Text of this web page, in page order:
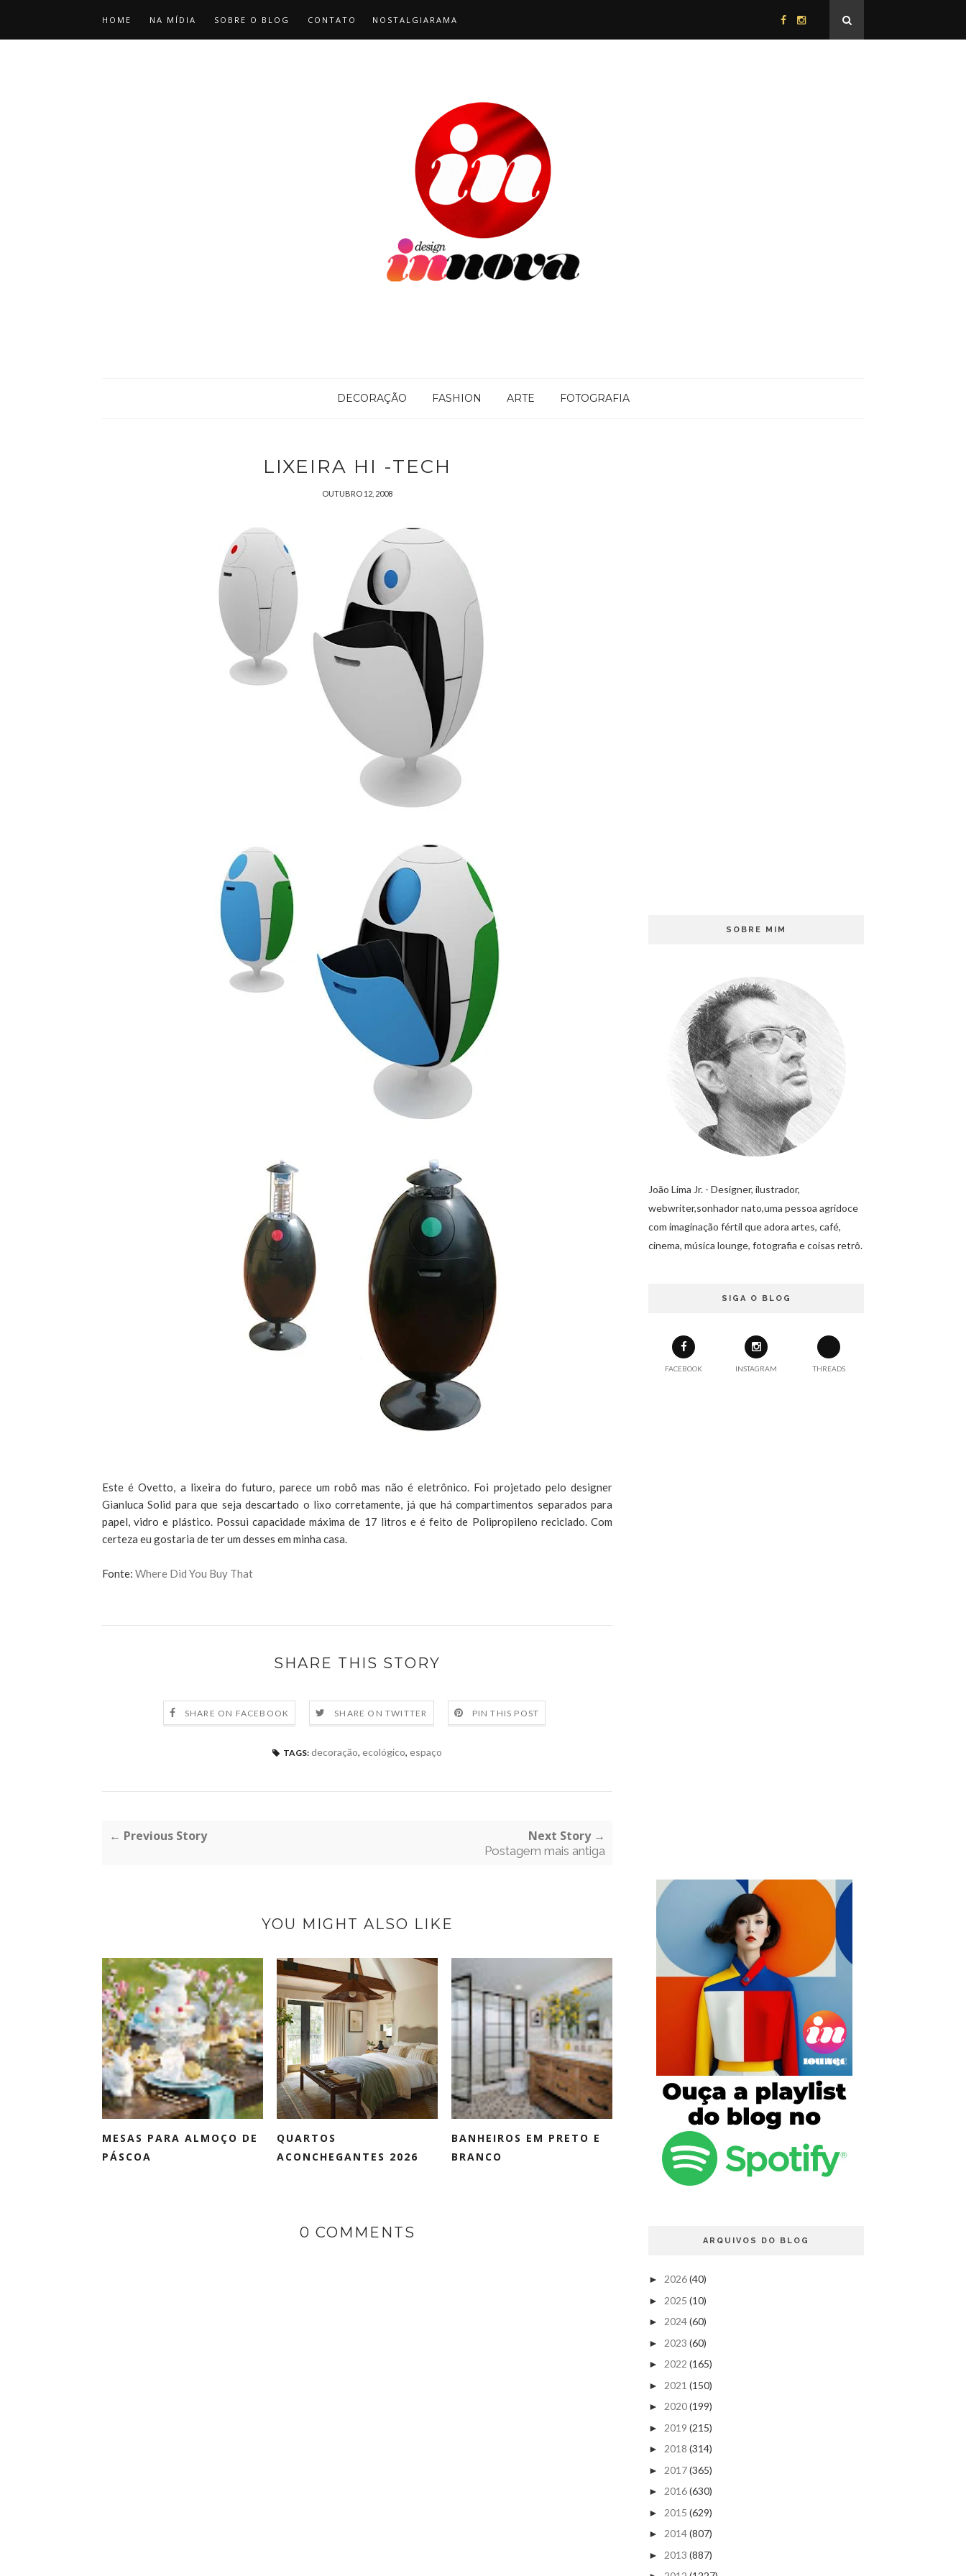
HOME NA MÍDIA SOBRE O BLOG CONTATO NOSTALGIARAMA
DECORAÇÃO FASHION ARTE FOTOGRAFIA
LIXEIRA HI -TECH
OUTUBRO 12, 2008
Este é Ovetto, a lixeira do futuro, parece um robô mas não é eletrônico. Foi projetado pelo designer
Gianluca Solid para que seja descartado o lixo corretamente, já que há compartimentos separados para
papel, vidro e plástico. Possui capacidade máxima de 17 litros e é feito de Polipropileno reciclado. Com
certeza eu gostaria de ter um desses em minha casa.
Fonte: Where Did You Buy That
SHARE THIS STORY
SHARE ON FACEBOOK SHARE ON TWITTER PIN THIS POST
TAGS: decoração, ecológico, espaço
← Previous Story Next Story →
Postagem mais antiga
YOU MIGHT ALSO LIKE
MESAS PARA ALMOÇO DE
PÁSCOA
QUARTOS
ACONCHEGANTES 2026
BANHEIROS EM PRETO E
BRANCO
0 COMMENTS
SOBRE MIM
João Lima Jr. - Designer, ilustrador,
webwriter,sonhador nato,uma pessoa agridoce
com imaginação fértil que adora artes, café,
cinema, música lounge, fotografia e coisas retrô.
SIGA O BLOG
FACEBOOK INSTAGRAM THREADS
ARQUIVOS DO BLOG
► 2026(40)
► 2025 (10)
► 2024(60)
► 2023 (60)
► 2022 (165)
► 2021 (150)
► 2020(199)
► 2019 (215)
► 2018 (314)
► 2017(365)
► 2016(630)
► 2015 (629)
► 2014(807)
► 2013 (887)